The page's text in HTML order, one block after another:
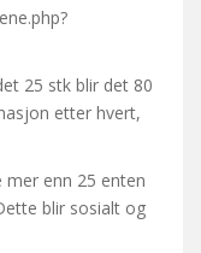
25 stk blir det 80
etter hvert,
enn 25 enten
blir sosialt og